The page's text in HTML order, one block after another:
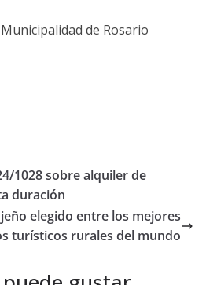
de Rosario
1028 sobre alquiler de
duración
elegido entre los mejores
turísticos rurales del mundo